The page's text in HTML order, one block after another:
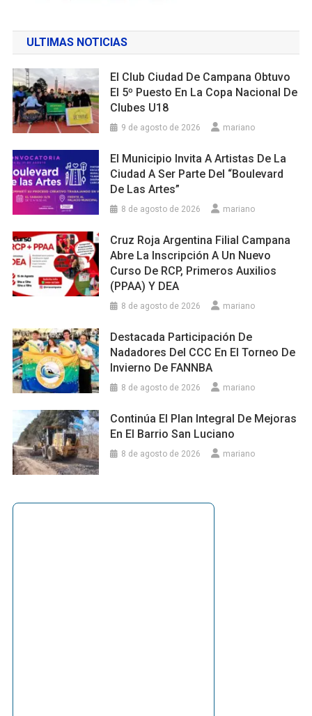
ULTIMAS NOTICIAS
El Club Ciudad De Campana Obtuvo
El 5º Puesto En La Copa Nacional De
Clubes U18
9 de agosto de 2026 mariano
El Municipio Invita A Artistas De La
Ciudad A Ser Parte Del “Boulevard
De Las Artes”
8 de agosto de 2026 mariano
Cruz Roja Argentina Filial Campana
Abre La Inscripción A Un Nuevo
Curso De RCP, Primeros Auxilios
(PPAA) Y DEA
8 de agosto de 2026 mariano
Destacada Participación De
Nadadores Del CCC En El Torneo De
Invierno De FANNBA
8 de agosto de 2026 mariano
Continúa El Plan Integral De Mejoras
En El Barrio San Luciano
8 de agosto de 2026 mariano